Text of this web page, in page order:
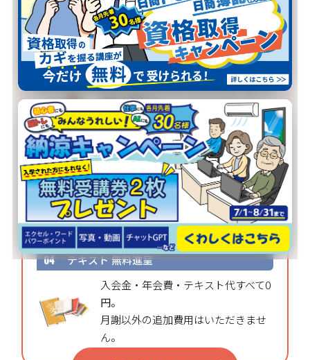
火水金は夜20:30まで開講。
お仕事帰りでも、ご都合の良い時間
に通えます。
02 自分のペースで学習
博多祇園校のインストラクターが、
お一人おひとりの理解度に合わせて
寄り添います。
03 その場ですぐ
質問できる
少人数制で、疑問はその場で解消。
対面サポートだから、初めての方も
安心です。
04 テキスト 無料進呈
入会金・年会費・テキスト代すべて0
円。
月謝以外の追加費用はいただきませ
ん。